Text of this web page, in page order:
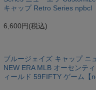
キャップ Retro Series npbcl
6,600円 (税込)
ブルージェイズ キャップ ニ
NEW ERA MLB オーセンテ
ィールド 59FIFTY ゲーム【